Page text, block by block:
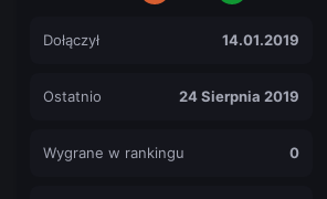
Dołączył 14.01.2019
Ostatnio 24 Sierpnia 2019
Wygrane w rankingu 0